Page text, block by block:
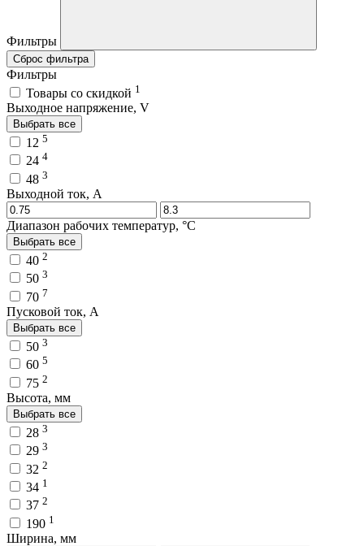
Фильтры
Сброс фильтра
Фильтры
Товары со скидкой 1
Выходное напряжение, V
Выбрать все
12 5
24 4
48 3
Выходной ток, A
Диапазон рабочих температур, °C
Выбрать все
40 2
50 3
70 7
Пусковой ток, A
Выбрать все
50 3
60 5
75 2
Высота, мм
Выбрать все
28 3
29 3
32 2
34 1
37 2
190 1
Ширина, мм